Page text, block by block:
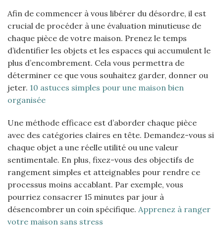
Afin de commencer à vous libérer du désordre, il est
crucial de procéder à une évaluation minutieuse de
chaque pièce de votre maison. Prenez le temps
d’identifier les objets et les espaces qui accumulent le
plus d’encombrement. Cela vous permettra de
déterminer ce que vous souhaitez garder, donner ou
jeter. 10 astuces simples pour une maison bien
organisée
Une méthode efficace est d’aborder chaque pièce
avec des catégories claires en tête. Demandez-vous si
chaque objet a une réelle utilité ou une valeur
sentimentale. En plus, fixez-vous des objectifs de
rangement simples et atteignables pour rendre ce
processus moins accablant. Par exemple, vous
pourriez consacrer 15 minutes par jour à
désencombrer un coin spécifique. Apprenez à ranger
votre maison sans stress